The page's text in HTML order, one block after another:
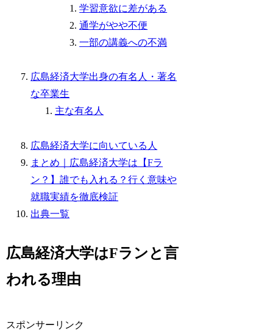
学習意欲に差がある
通学がやや不便
一部の講義への不満
広島経済大学出身の有名人・著名
な卒業生
主な有名人
広島経済大学に向いている人
まとめ｜広島経済大学は【Fラ
ン？】誰でも入れる？行く意味や
就職実績を徹底検証
出典一覧
広島経済大学はFランと言
われる理由
スポンサーリンク